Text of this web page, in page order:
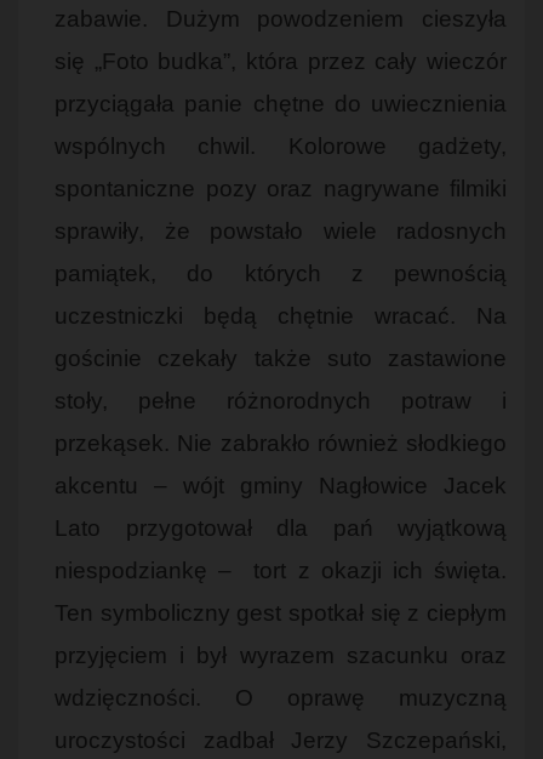
zabawie. Dużym powodzeniem cieszyła
się „Foto budka”, która przez cały wieczór
przyciągała panie chętne do uwiecznienia
wspólnych chwil. Kolorowe gadżety,
spontaniczne pozy oraz nagrywane filmiki
sprawiły, że powstało wiele radosnych
pamiątek, do których z pewnością
uczestniczki będą chętnie wracać. Na
gościnie czekały także suto zastawione
stoły, pełne różnorodnych potraw i
przekąsek. Nie zabrakło również słodkiego
akcentu – wójt gminy Nagłowice Jacek
Lato przygotował dla pań wyjątkową
niespodziankę – tort z okazji ich święta.
Ten symboliczny gest spotkał się z ciepłym
przyjęciem i był wyrazem szacunku oraz
wdzięczności. O oprawę muzyczną
uroczystości zadbał Jerzy Szczepański,